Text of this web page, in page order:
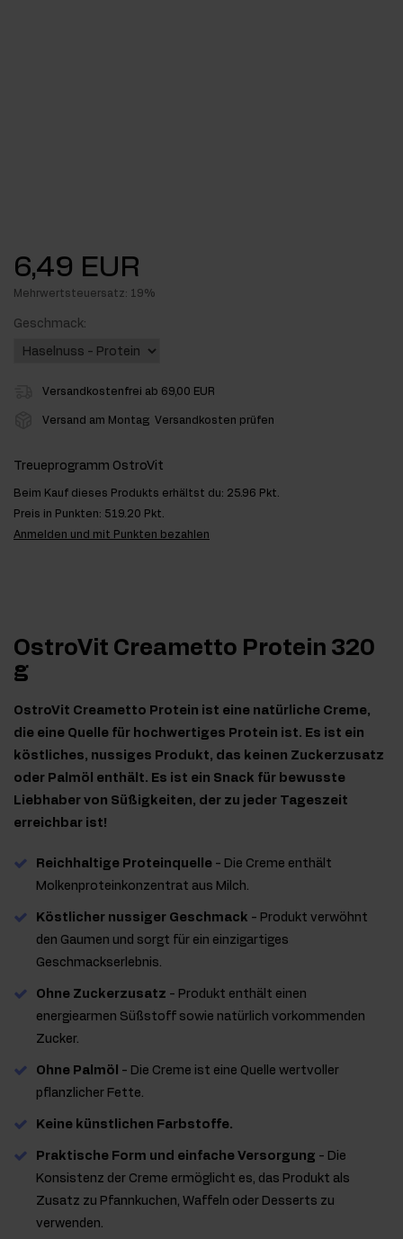
6,49 EUR
Mehrwertsteuersatz: 19%
Geschmack:
Versandkostenfrei ab 69,00 EUR
Versand am Montag Versandkosten prüfen
Treueprogramm OstroVit
Beim Kauf dieses Produkts erhältst du: 25.96 Pkt.
Preis in Punkten: 519.20 Pkt.
Anmelden und mit Punkten bezahlen
OstroVit Creametto Protein 320
g
OstroVit Creametto Protein ist eine natürliche Creme,
die eine Quelle für hochwertiges Protein ist. Es ist ein
köstliches, nussiges Produkt, das keinen Zuckerzusatz
oder Palmöl enthält. Es ist ein Snack für bewusste
Liebhaber von Süßigkeiten, der zu jeder Tageszeit
erreichbar ist!
Reichhaltige Proteinquelle - Die Creme enthält
Molkenproteinkonzentrat aus Milch.
Köstlicher nussiger Geschmack - Produkt verwöhnt
den Gaumen und sorgt für ein einzigartiges
Geschmackserlebnis.
Ohne Zuckerzusatz - Produkt enthält einen
energiearmen Süßstoff sowie natürlich vorkommenden
Zucker.
Ohne Palmöl
- Die Creme ist eine Quelle wertvoller
pflanzlicher Fette.
Keine künstlichen Farbstoffe.
Praktische Form und einfache Versorgung - Die
Konsistenz der Creme ermöglicht es, das Produkt als
Zusatz zu Pfannkuchen, Waffeln oder Desserts zu
verwenden.